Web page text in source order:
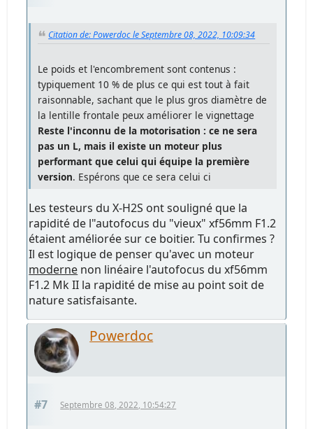
Citation de: Powerdoc le Septembre 08, 2022, 10:09:34
Le poids et l'encombrement sont contenus :
typiquement 10 % de plus ce qui est tout à fait
raisonnable, sachant que le plus gros diamètre de
la lentille frontale peux améliorer le vignettage
Reste l'inconnu de la motorisation : ce ne sera
pas un L, mais il existe un moteur plus
performant que celui qui équipe la première
version. Espérons que ce sera celui ci
Les testeurs du X-H2S ont souligné que la
rapidité de l"autofocus du "vieux" xf56mm F1.2
étaient améliorée sur ce boitier. Tu confirmes ?
Il est logique de penser qu'avec un moteur
moderne non linéaire l'autofocus du xf56mm
F1.2 Mk II la rapidité de mise au point soit de
nature satisfaisante.
Powerdoc
#7 Septembre 08, 2022, 10:54:27